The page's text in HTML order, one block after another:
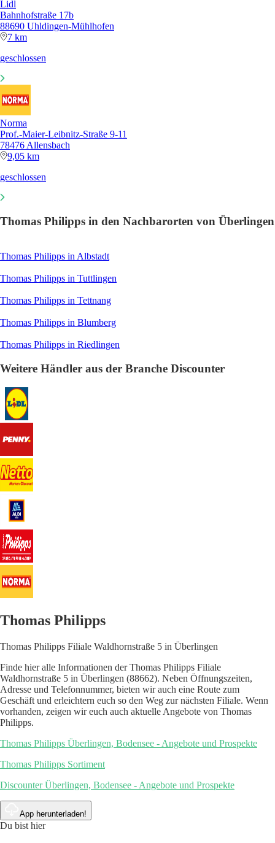
Lidl
Bahnhofstraße 17b
88690 Uhldingen-Mühlhofen
7 km
geschlossen
Norma
Prof.-Maier-Leibnitz-Straße 9-11
78476 Allensbach
9,05 km
geschlossen
Thomas Philipps in den Nachbarorten von Überlingen
Thomas Philipps in Albstadt
Thomas Philipps in Tuttlingen
Thomas Philipps in Tettnang
Thomas Philipps in Blumberg
Thomas Philipps in Riedlingen
Weitere Händler aus der Branche Discounter
Thomas Philipps
Thomas Philipps Filiale Waldhornstraße 5 in Überlingen
Finde hier alle Informationen der Thomas Philipps Filiale
Waldhornstraße 5 in Überlingen (88662). Neben Öffnungszeiten,
Adresse und Telefonnummer, bieten wir auch eine Route zum
Geschäft und erleichtern euch so den Weg zur nächsten Filiale. Wenn
vorhanden, zeigen wir euch auch aktuelle Angebote von Thomas
Philipps.
Thomas Philipps Überlingen, Bodensee - Angebote und Prospekte
Thomas Philipps Sortiment
Discounter Überlingen, Bodensee - Angebote und Prospekte
App herunterladen!
Du bist hier